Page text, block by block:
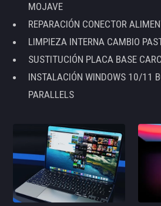
MOJAVE
REPARACIÓN CONECTOR
LIMPIEZA INTERNA CAMBIO
SUSTITUCIÓN PLACA BASE
INSTALACIÓN WINDOWS 10/11
PARALLELS